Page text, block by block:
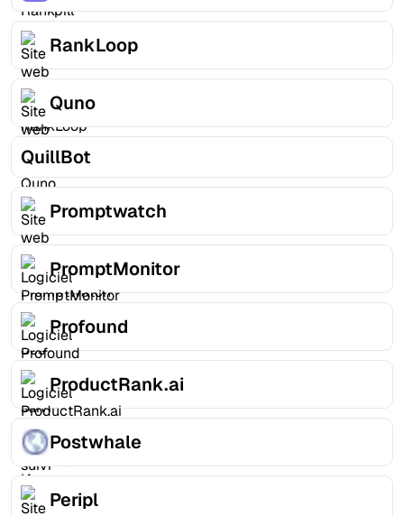
RankLoop
Quno
QuillBot
Promptwatch
PromptMonitor
Profound
ProductRank.ai
Postwhale
Peripl